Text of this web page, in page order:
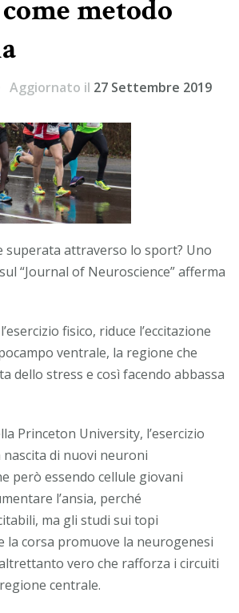
metodo
Aggiornato il 27 Settembre 2019
superata attraverso lo sport? Uno
“Journal of Neuroscience” afferma
fisico, riduce l’eccitazione
ventrale, la regione che
dello stress e così facendo abbassa
Princeton University, l’esercizio
di nuovi neuroni
però essendo cellule giovani
l’ansia, perché
ma gli studi sui topi
la corsa promuove la neurogenesi
vero che rafforza i circuiti
centrale.